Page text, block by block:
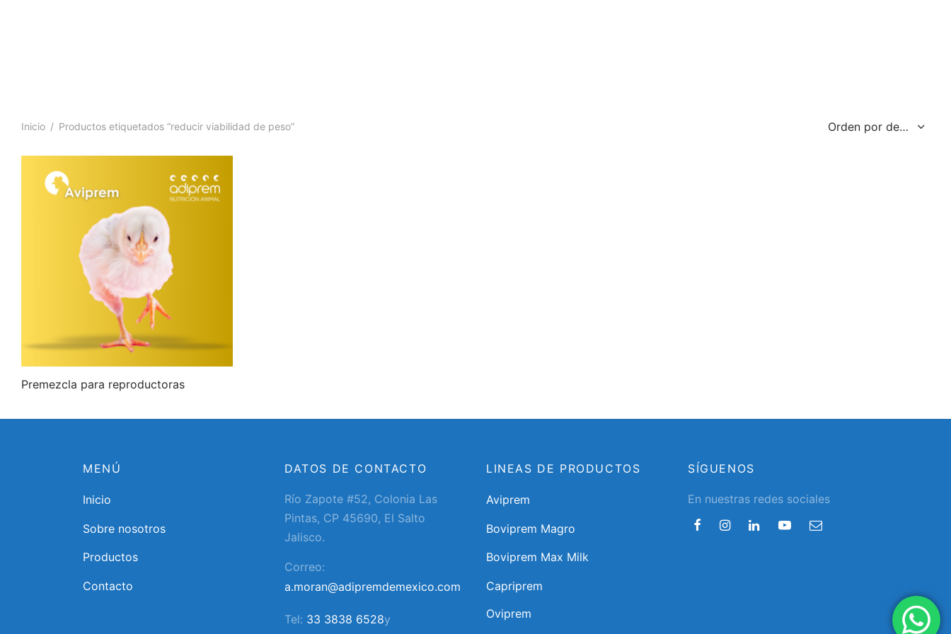
Inicio / Productos etiquetados “reducir viabilidad de peso”
Premezcla para reproductoras
MENÚ
Inicio
Sobre nosotros
Productos
Contacto
DATOS DE CONTACTO
Río Zapote #52, Colonia Las
Pintas, CP 45690, El Salto
Jalisco.
Correo:
a.moran@adipremdemexico.com
Tel: 33 3838 6528y
LINEAS DE PRODUCTOS
Aviprem
Boviprem Magro
Boviprem Max Milk
Capriprem
Oviprem
SÍGUENOS
En nuestras redes sociales